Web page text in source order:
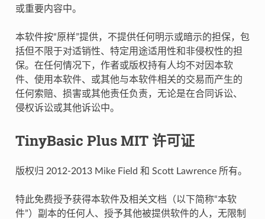
或重要内容中。
本软件按“原样”提供，不提供任何明示或暗示的担保，包
括但不限于对适销性、特定用途适用性和非侵权性的担
保。在任何情况下，作者或版权持有人均不对因本软
件、使用本软件、或其他与本软件相关的交易而产生的
任何索赔、损害或其他责任负责，无论是在合同诉讼、
侵权诉讼或其他诉讼中。
TinyBasic Plus MIT 许可证
版权归 2012-2013 Mike Field 和 Scott Lawrence 所有。
特此免费授予获得本软件及相关文档（以下简称“本软
件”）副本的任何人、授予其他被提供软件的人，无限制